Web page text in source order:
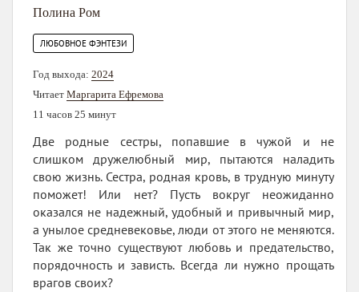
Полина Ром
ЛЮБОВНОЕ ФЭНТЕЗИ
Год выхода: 2024
Читает Маргарита Ефремова
11 часов 25 минут
Две родные сестры, попавшие в чужой и не
слишком дружелюбный мир, пытаются наладить
свою жизнь. Сестра, родная кровь, в трудную минуту
поможет! Или нет? Пусть вокруг неожиданно
оказался не надежный, удобный и привычный мир,
а унылое средневековье, люди от этого не меняются.
Так же точно существуют любовь и предательство,
порядочность и зависть. Всегда ли нужно прощать
врагов своих?